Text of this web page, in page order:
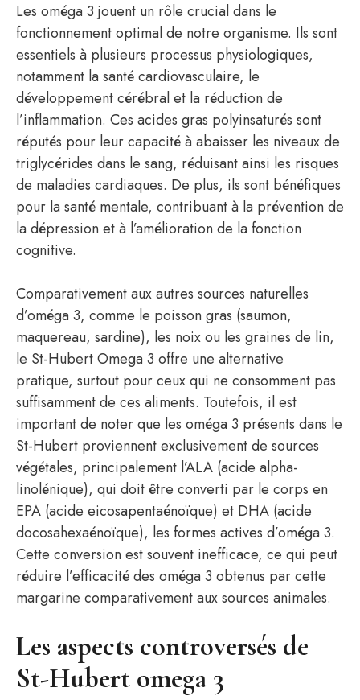
Les oméga 3 jouent un rôle crucial dans le
fonctionnement optimal de notre organisme. Ils sont
essentiels à plusieurs processus physiologiques,
notamment la santé cardiovasculaire, le
développement cérébral et la réduction de
l’inflammation. Ces acides gras polyinsaturés sont
réputés pour leur capacité à abaisser les niveaux de
triglycérides dans le sang, réduisant ainsi les risques
de maladies cardiaques. De plus, ils sont bénéfiques
pour la santé mentale, contribuant à la prévention de
la dépression et à l’amélioration de la fonction
cognitive.
Comparativement aux autres sources naturelles
d’oméga 3, comme le poisson gras (saumon,
maquereau, sardine), les noix ou les graines de lin,
le St-Hubert Omega 3 offre une alternative
pratique, surtout pour ceux qui ne consomment pas
suffisamment de ces aliments. Toutefois, il est
important de noter que les oméga 3 présents dans le
St-Hubert proviennent exclusivement de sources
végétales, principalement l’ALA (acide alpha-
linolénique), qui doit être converti par le corps en
EPA (acide eicosapentaénoïque) et DHA (acide
docosahexaénoïque), les formes actives d’oméga 3.
Cette conversion est souvent inefficace, ce qui peut
réduire l’efficacité des oméga 3 obtenus par cette
margarine comparativement aux sources animales.
Les aspects controversés de
St-Hubert omega 3